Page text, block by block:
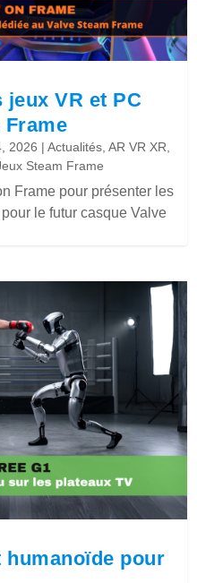
jeux VR et PC
2026 |Actualités,AR VR XR,
Steam Frame
Frame pour présenter les
le futur casque Valve
humanoïde pour